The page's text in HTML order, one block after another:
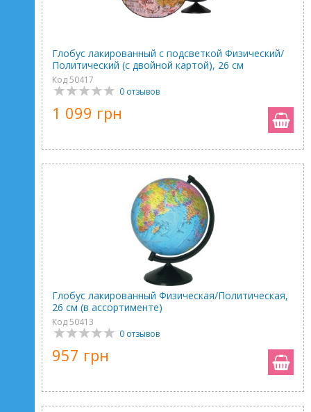
Глобус лакированный с подсветкой Физический/
Политический (с двойной картой), 26 см
Код 50417
0 отзывов
1 099 грн
Глобус лакированный Физическая/Политическая,
26 см (в ассортименте)
Код 50413
0 отзывов
957 грн